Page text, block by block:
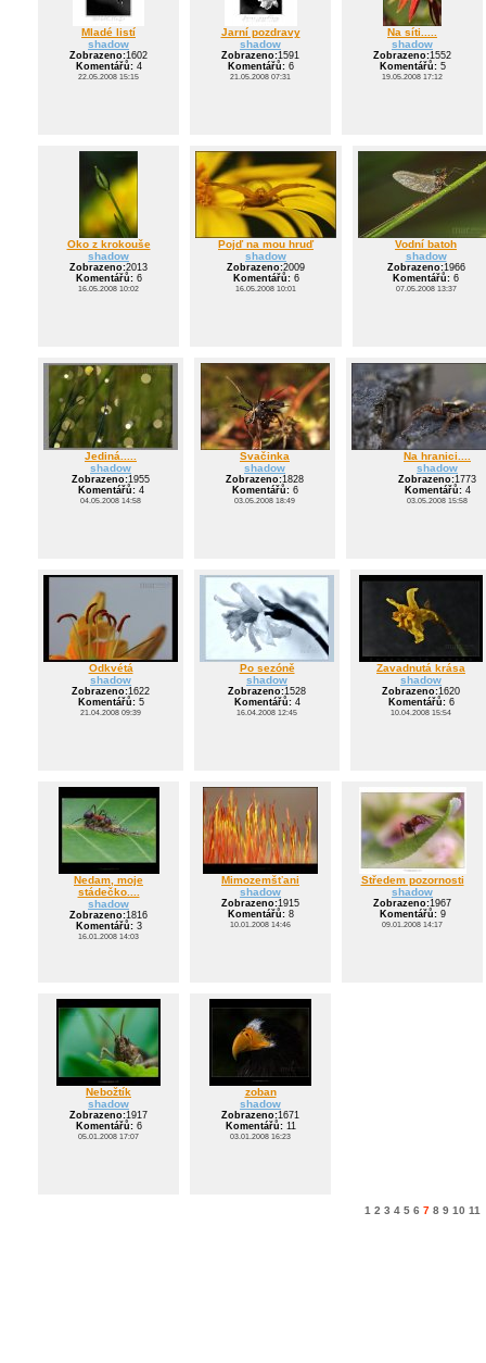
Mladé listí
shadow
Zobrazeno:1602
Komentářů:4
22.05.2008 15:15
Jarní pozdravy
shadow
Zobrazeno:1591
Komentářů:6
21.05.2008 07:31
Na síti.....
shadow
Zobrazeno:1552
Komentářů:5
19.05.2008 17:12
Oko z krokouše
shadow
Zobrazeno:2013
Komentářů:6
16.05.2008 10:02
Pojď na mou hruď
shadow
Zobrazeno:2009
Komentářů:6
16.05.2008 10:01
Vodní batoh
shadow
Zobrazeno:1966
Komentářů: 6
07.05.2008 13:37
Jediná.....
shadow
Zobrazeno:1955
Komentářů:4
04.05.2008 14:58
Svačinka
shadow
Zobrazeno:1828
Komentářů:6
03.05.2008 18:49
Na hranici....
shadow
Zobrazeno:1773
Komentářů:4
03.05.2008 15:58
Odkvétá
shadow
Zobrazeno:1622
Komentářů:5
21.04.2008 09:39
Po sezóně
shadow
Zobrazeno:1528
Komentářů:4
16.04.2008 12:45
Zavadnutá krása
shadow
Zobrazeno:1620
Komentářů:6
10.04.2008 15:54
Nedam, moje
stádečko....
shadow
Zobrazeno:1816
Komentářů:3
16.01.2008 14:03
Mimozemšťani
shadow
Zobrazeno:1915
Komentářů:8
10.01.2008 14:46
Středem pozornosti
shadow
Zobrazeno:1967
Komentářů:9
09.01.2008 14:17
Nebožtík
shadow
Zobrazeno:1917
Komentářů:6
05.01.2008 17:07
zoban
shadow
Zobrazeno:1671
Komentářů:11
03.01.2008 16:23
1 2 3 4 5 6 7 8 9 10 11